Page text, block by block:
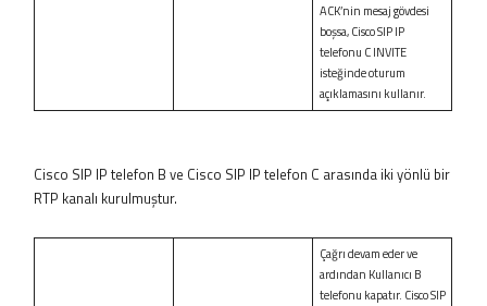
ACK’nin mesaj gövdesi
boşsa, Cisco SIP IP
telefonu C INVITE
isteğinde oturum
açıklamasını kullanır.
Cisco SIP IP telefon B ve Cisco SIP IP telefon C arasında iki yönlü bir
RTP kanalı kurulmuştur.
Çağrı devam eder ve
ardından Kullanıcı B
telefonu kapatır. Cisco SIP